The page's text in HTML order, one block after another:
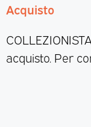
Acquisto
acquisto. Per